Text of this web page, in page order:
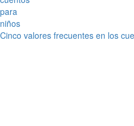
Cinco valores frecuentes en los